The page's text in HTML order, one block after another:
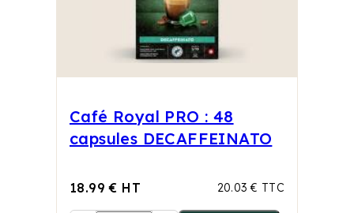
Café Royal PRO : 48
capsules DECAFFEINATO
18.99 € HT 20.03 € TTC